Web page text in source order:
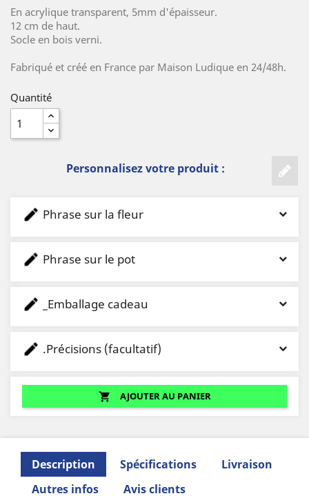
En acrylique transparent, 5mm d'épaisseur.
12 cm de haut.
Socle en bois verni.
Fabriqué et créé en France par Maison Ludique en 24/48h.
Quantité
Personnalisez votre produit :
Phrase sur la fleur
Phrase sur le pot
_Emballage cadeau
.Précisions (facultatif)
shopping_cart AJOUTER AU PANIER
Description Spécifications
Livraison
Autres infos
Avis clients